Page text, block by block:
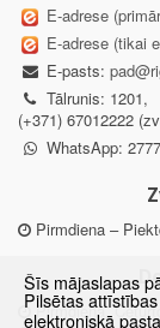
E-adrese
E-adrese (tikai
E-pasts:
Tālrunis: 1201,
(+371) 67012222
WhatsApp:
Pirmdiena –
Pirmdiena,
Šīs mājaslapas
Pilsētas
elektroniskā